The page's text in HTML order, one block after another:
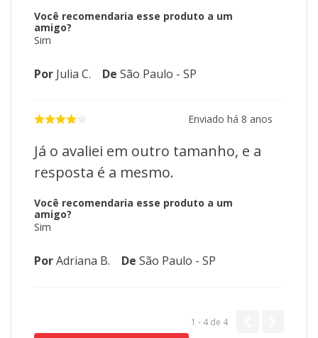
Você recomendaria esse produto a um
amigo?
Sim
Por Julia C. De São Paulo - SP
Enviado há 8 anos
Já o avaliei em outro tamanho, e a
resposta é a mesmo.
Você recomendaria esse produto a um
amigo?
Sim
PorAdriana B. De São Paulo - SP
1 - 4 de 4